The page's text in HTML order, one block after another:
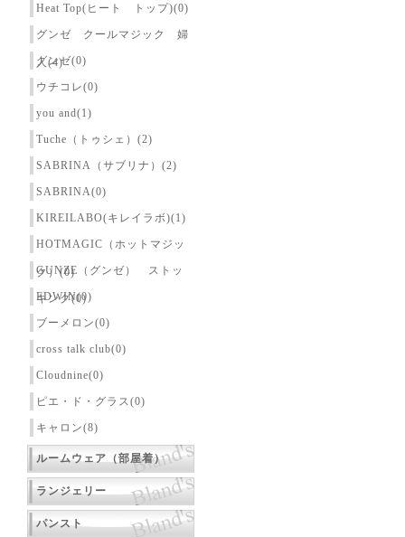
Heat Top(ヒート トップ)(0)
グンゼ クールマジック 婦
人(4)
グンゼ(0)
ウチコレ(0)
you and(1)
Tuche（トゥシェ）(2)
SABRINA（サブリナ）(2)
SABRINA(0)
KIREILABO(キレイラボ)(1)
HOTMAGIC（ホットマジッ
ク）(0)
GUNZE（グンゼ） ストッ
キング(0)
EDWIN(0)
ブーメロン(0)
cross talk club(0)
Cloudnine(0)
ピエ・ド・グラス(0)
キャロン(8)
ルームウェア（部屋着）
ランジェリー
パンスト